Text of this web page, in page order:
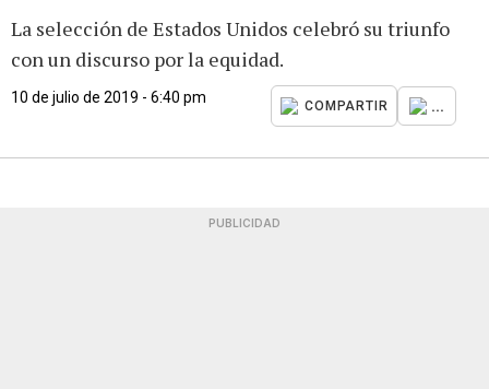
La selección de Estados Unidos celebró su triunfo
con un discurso por la equidad.
10 de julio de 2019 - 6:40 pm
COMPARTIR ...
PUBLICIDAD